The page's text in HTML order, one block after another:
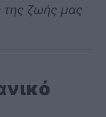
ζωής μας